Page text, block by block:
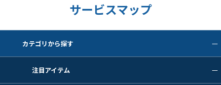
サービスマップ
カテゴリから探す
注目アイテム